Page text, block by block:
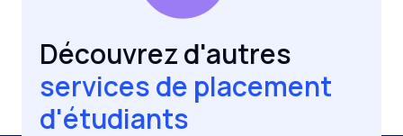
Découvrez d'autres
services de placement
d'étudiants